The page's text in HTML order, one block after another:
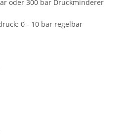
oder 300 bar Druckminderer
0 - 10 bar regelbar